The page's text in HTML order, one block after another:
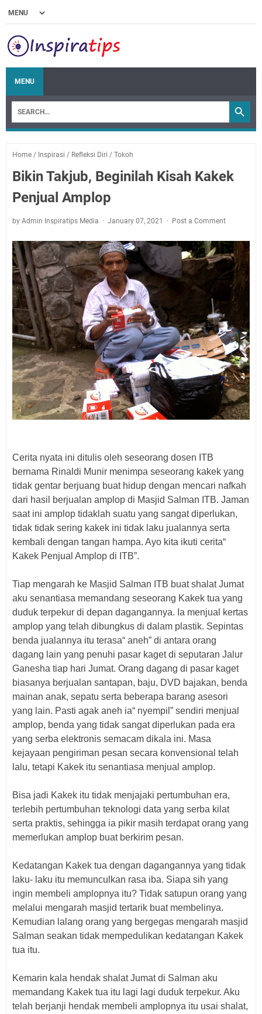
MENU
Home / Inspirasi / Refleksi Diri / Tokoh
Bikin Takjub, Beginilah Kisah Kakek
Penjual Amplop
by Admin Inspiratips Media January 07, 2021 Post a Comment
Cerita nyata ini ditulis oleh seseorang dosen ITB
bernama Rinaldi Munir menimpa seseorang kakek yang
tidak gentar berjuang buat hidup dengan mencari nafkah
dari hasil berjualan amplop di Masjid Salman ITB. Jaman
saat ini amplop tidaklah suatu yang sangat diperlukan,
tidak tidak sering kakek ini tidak laku jualannya serta
kembali dengan tangan hampa. Ayo kita ikuti cerita“
Kakek Penjual Amplop di ITB”.
Tiap mengarah ke Masjid Salman ITB buat shalat Jumat
aku senantiasa memandang seseorang Kakek tua yang
duduk terpekur di depan dagangannya. Ia menjual kertas
amplop yang telah dibungkus di dalam plastik. Sepintas
benda jualannya itu terasa“ aneh” di antara orang
dagang lain yang penuhi pasar kaget di seputaran Jalur
Ganesha tiap hari Jumat. Orang dagang di pasar kaget
biasanya berjualan santapan, baju, DVD bajakan, benda
mainan anak, sepatu serta beberapa barang asesori
yang lain. Pasti agak aneh ia“ nyempil” sendiri menjual
amplop, benda yang tidak sangat diperlukan pada era
yang serba elektronis semacam dikala ini. Masa
kejayaan pengiriman pesan secara konvensional telah
lalu, tetapi Kakek itu senantiasa menjual amplop.
Bisa jadi Kakek itu tidak menjajaki pertumbuhan era,
terlebih pertumbuhan teknologi data yang serba kilat
serta praktis, sehingga ia pikir masih terdapat orang yang
memerlukan amplop buat berkirim pesan.
Kedatangan Kakek tua dengan dagangannya yang tidak
laku- laku itu memunculkan rasa iba. Siapa sih yang
ingin membeli amplopnya itu? Tidak satupun orang yang
melalui mengarah masjid tertarik buat membelinya.
Kemudian lalang orang yang bergegas mengarah masjid
Salman seakan tidak mempedulikan kedatangan Kakek
tua itu.
Kemarin kala hendak shalat Jumat di Salman aku
memandang Kakek tua itu lagi lagi duduk terpekur. Aku
telah berjanji hendak membeli amplopnya itu usai shalat,